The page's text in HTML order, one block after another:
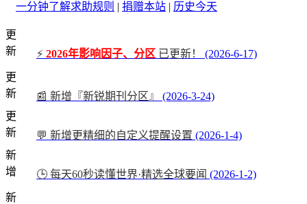
一分钟了解求助规则 | 捐赠本站 | 历史今天
更
新
⚡ 2026年影响因子、分区 已更新！
(2026-6-17)
更
新
📰 新增『新锐期刊分区』
(2026-3-24)
更
新
💬 新增更精细的自定义提醒设置 (2026-1-4)
新
增
🕒 每天60秒读懂世界·精选全球要闻 (2026-1-2)
新